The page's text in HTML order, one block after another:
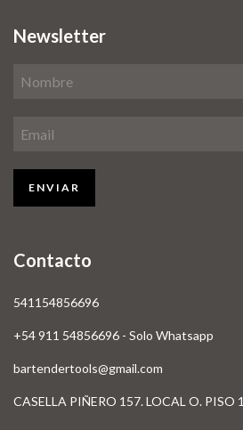
Newsletter
Contacto
541154856696
+54 911 54856696 - Solo Whatsapp
bartendertools@gmail.com
CASELLA PIÑERO 157. LOCAL O. PISO 1